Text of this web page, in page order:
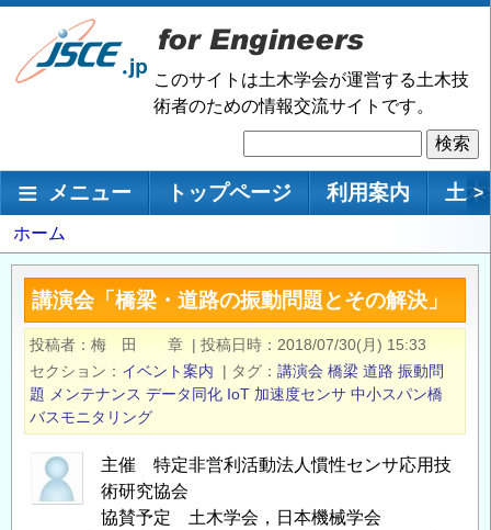
メ
ン
移
このサイトは土木学会が運営する土木技
術者のための情報交流サイトです。
索
メインナビゲーション
メニュー トップページ 利用案内 土 >
パ
ン
く
ず
ホーム
講演会「橋梁・道路の振動問題とその解決」
投稿者 梅 田 章 | 投稿日時
2018/07/30(月) 15:33
セクション
イベント案内 | タグ 講演会 橋梁 道路 振動問
題 メンテナンス データ同化 IoT 加速度センサ 中小スパン橋
バスモニタリング
主催 特定非営利活動法人慣性センサ応用技
術研究協会
協賛予定 土木学会，日本機械学会